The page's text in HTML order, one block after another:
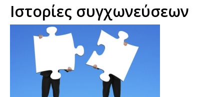
Ιστορίες συγχωνεύσεων